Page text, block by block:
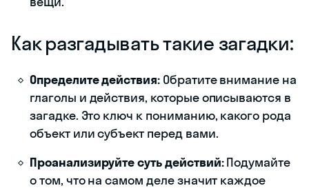
Как разгадывать такие загадки:
Определите действия: Обратите внимание на
глаголы и действия, которые описываются в
загадке. Это ключ к пониманию, какого рода
объект или субъект перед вами.
Проанализируйте суть действий:Подумайте
о том, что на самом деле значит каждое